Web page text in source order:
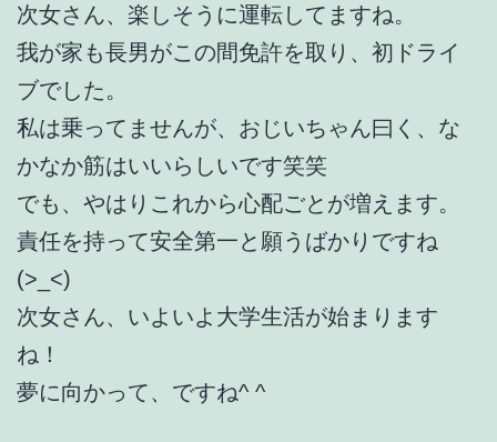
次女さん、楽しそうに運転してますね。
我が家も長男がこの間免許を取り、初ドライ
ブでした。
私は乗ってませんが、おじいちゃん曰く、な
かなか筋はいいらしいです笑笑
でも、やはりこれから心配ごとが増えます。
責任を持って安全第一と願うばかりですね
(>_<)
次女さん、いよいよ大学生活が始まります
ね！
夢に向かって、ですね^ ^